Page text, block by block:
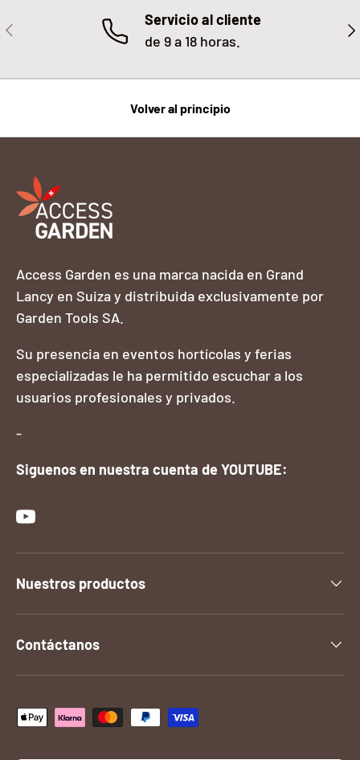
ANTERIOR
Servicio al cliente
de 9 a 18 horas.
Volver al principio
Access Garden es una marca nacida en Grand
Lancy en Suiza y distribuida exclusivamente por
Garden Tools SA.
Su presencia en eventos hortícolas y ferias
especializadas le ha permitido escuchar a los
usuarios profesionales y privados.
-
Siguenos en nuestra cuenta de YOUTUBE:
YouTube
Nuestros productos
Contáctanos
Formas de pago aceptadas